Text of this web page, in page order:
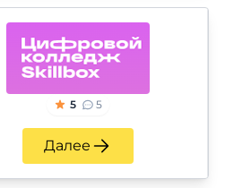
5 5
Далее